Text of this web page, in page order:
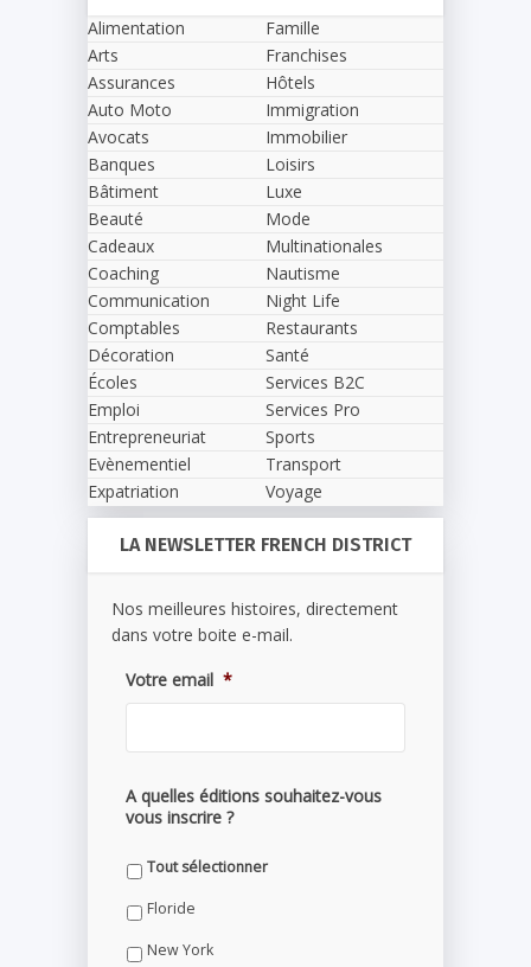
Alimentation
Arts
Assurances
Auto Moto
Avocats
Banques
Bâtiment
Beauté
Cadeaux
Coaching
Communication
Comptables
Décoration
Écoles
Emploi
Entrepreneuriat
Evènementiel
Expatriation
Famille
Franchises
Hôtels
Immigration
Immobilier
Loisirs
Luxe
Mode
Multinationales
Nautisme
Night Life
Restaurants
Santé
Services B2C
Services Pro
Sports
Transport
Voyage
LA NEWSLETTER FRENCH DISTRICT
Nos meilleures histoires, directement
dans votre boite e-mail.
Votre email *
A quelles éditions souhaitez-vous
vous inscrire ?
Tout sélectionner
Floride
New York